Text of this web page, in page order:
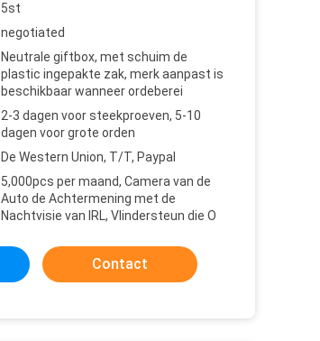
5st
negotiated
Neutrale giftbox, met schuim de
plastic ingepakte zak, merk aanpast is
beschikbaar wanneer ordeberei
2-3 dagen voor steekproeven, 5-10
dagen voor grote orden
De Western Union, T/T, Paypal
5,000pcs per maand, Camera van de
Auto de Achtermening met de
Nachtvisie van IRL, Vlindersteun die O
Contact